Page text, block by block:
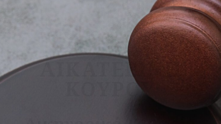
ΟΙΚΟΓΕΝΕΙΑΚΌ
ΔΊΚΑΙΟ